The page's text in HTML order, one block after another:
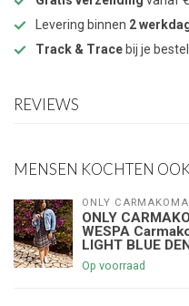
Levering binnen 2
Track & Trace bij je
REVIEWS
MENSEN KOCHTEN
ONLY CARMAKOMA
ONLY
WESPA
LIGHT BLUE
Op voorraad